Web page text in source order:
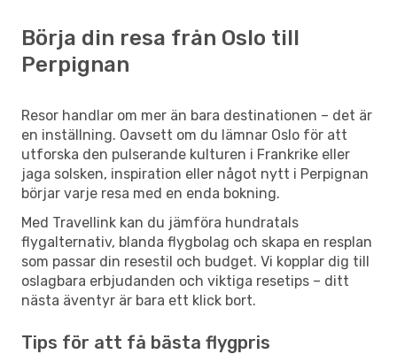
Börja din resa från Oslo till
Perpignan
Resor handlar om mer än bara destinationen – det är
en inställning. Oavsett om du lämnar Oslo för att
utforska den pulserande kulturen i Frankrike eller
jaga solsken, inspiration eller något nytt i Perpignan
börjar varje resa med en enda bokning.
Med Travellink kan du jämföra hundratals
flygalternativ, blanda flygbolag och skapa en resplan
som passar din resestil och budget. Vi kopplar dig till
oslagbara erbjudanden och viktiga resetips – ditt
nästa äventyr är bara ett klick bort.
Tips för att få bästa flygpris